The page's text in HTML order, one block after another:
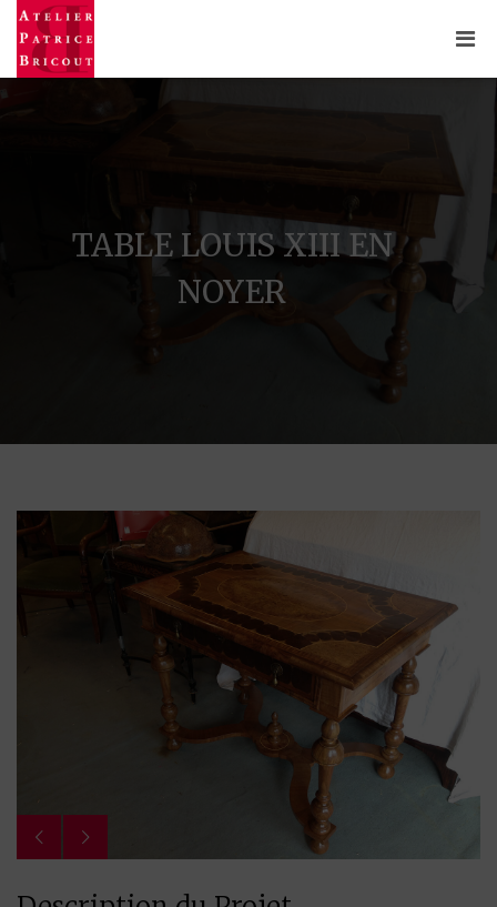
TABLE LOUIS XIII EN
NOYER